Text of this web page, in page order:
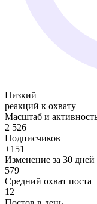
Низкий
реакций к охвату
Масштаб и
2 526
Подписчиков
+151
Изменение за 30 дней
579
Средний охват поста
12